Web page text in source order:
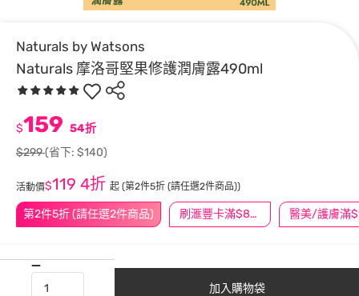
Naturals by Watsons
Naturals 摩洛哥堅果修護潤膚露490ml
第2件5折 (請任選2件商品) 刷滙豐卡滿$888送3萬點
$159 54折
$299(省下: $140)
活動價$119 4折 起 (第2件5折 (請任選2件商品))
加入購物袋